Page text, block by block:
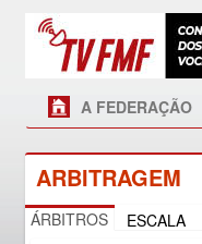
A FEDERAÇÃO
ARBITRAGEM
ÁRBITROS ESCALA